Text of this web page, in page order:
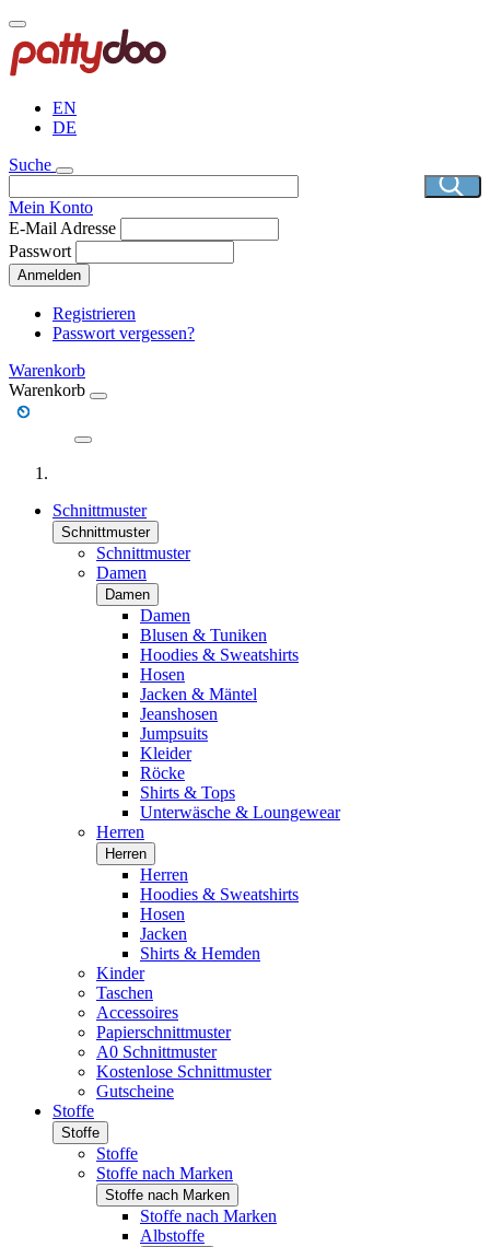
Direkt
zum
Inhalt
EN
DE
Suche
Mein Konto
E-Mail Adresse
Passwort
Anmelden
Registrieren
Passwort vergessen?
Warenkorb
Warenkorb
Schnittmuster
Schnittmuster
Schnittmuster
Damen
Damen
Damen
Blusen & Tuniken
Hoodies & Sweatshirts
Hosen
Jacken & Mäntel
Jeanshosen
Jumpsuits
Kleider
Röcke
Shirts & Tops
Unterwäsche & Loungewear
Herren
Herren
Herren
Hoodies & Sweatshirts
Hosen
Jacken
Shirts & Hemden
Kinder
Taschen
Accessoires
Papierschnittmuster
A0 Schnittmuster
Kostenlose Schnittmuster
Gutscheine
Stoffe
Stoffe
Stoffe
Stoffe nach Marken
Stoffe nach Marken
Stoffe nach Marken
Albstoffe